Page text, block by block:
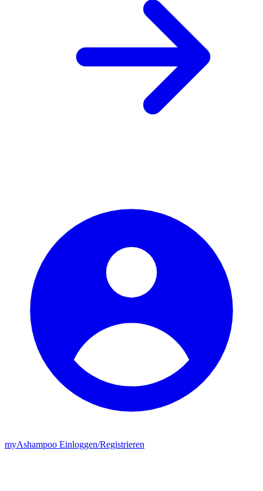
myAshampoo Einloggen/Registrieren